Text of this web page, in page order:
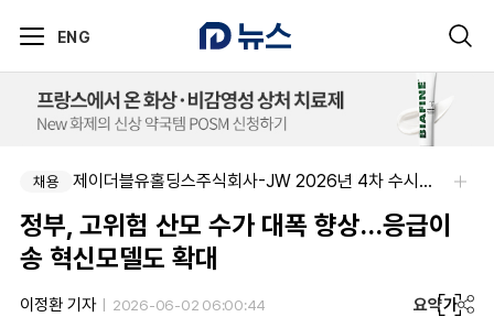
ENG
채용 알보젠코리아-향남공장 OQA 품질약사 채용(주5일/파트타임 가능)
채용 제이더블유홀딩스주식회사-JW 2026년 4차 수시채용
정부, 고위험 산모 수가 대폭 향상…응급이
송 혁신모델도 확대
이정환 기자 2026-06-02 06:00:44 요약가